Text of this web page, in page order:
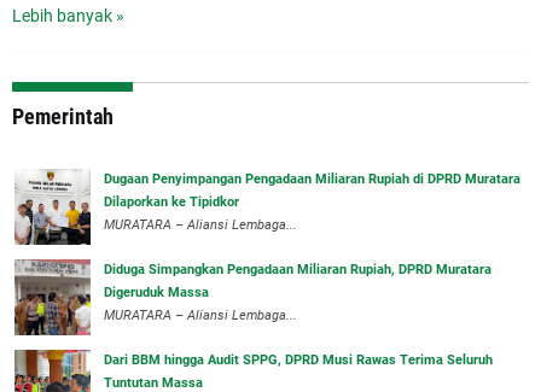
Lebih banyak »
Pemerintah
‎Dugaan Penyimpangan Pengadaan Miliaran Rupiah di DPRD Muratara
Dilaporkan ke Tipidkor
‎MURATARA – Aliansi Lembaga...
Diduga Simpangkan Pengadaan Miliaran Rupiah, DPRD Muratara
Digeruduk Massa
‎MURATARA – Aliansi Lembaga...
Dari BBM hingga Audit SPPG, DPRD Musi Rawas Terima Seluruh
Tuntutan Massa